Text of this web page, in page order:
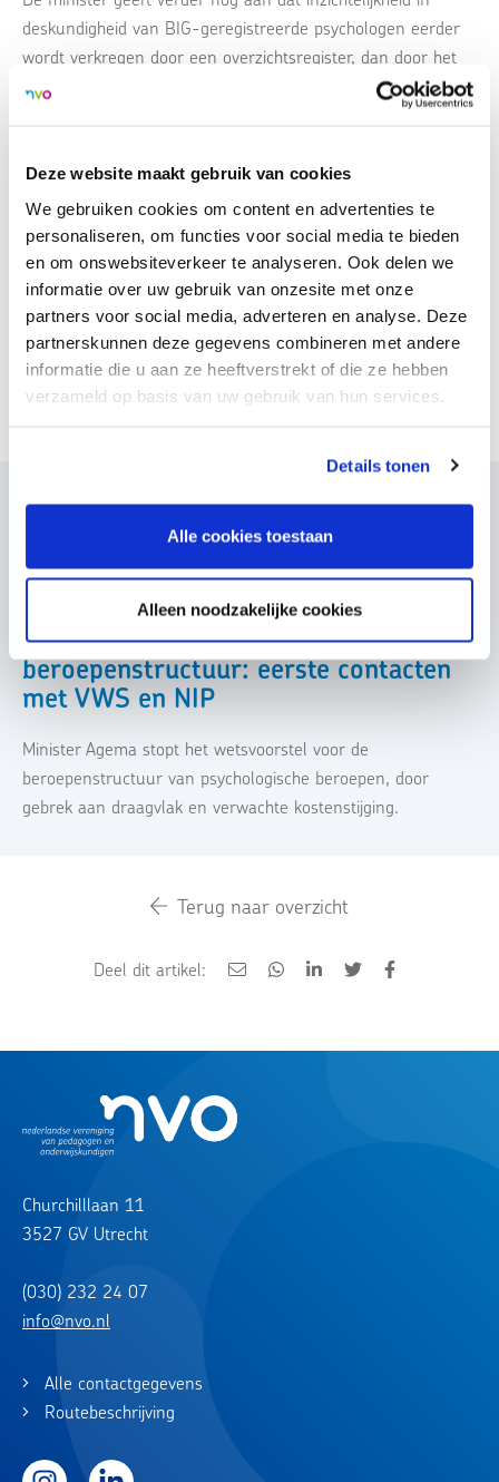
Deze website maakt gebruik van cookies
We gebruiken cookies om content en advertenties te
personaliseren, om functies voor social media te bieden
en om onswebsiteverkeer te analyseren. Ook delen we
informatie over uw gebruik van onzesite met onze
partners voor social media, adverteren en analyse. Deze
partnerskunnen deze gegevens combineren met andere
informatie die u aan ze heeftverstrekt of die ze hebben
verzameld op basis van uw gebruik van hun services.
Details tonen
Alle cookies toestaan
Alleen noodzakelijke cookies
deskundigheid van BIG-geregistreerde psychologen eerder
wordt verkregen door een overzichtsregister, dan door het
verminderen van beroepstitels.
betekent voor de vraag of de opleiding tot gz-psycholoog
openblijft voor orthopedagogen, zoals nu nog wel steeds het
geval is. Wij zullen ons daar uiteraard voor in blijven zetten
en met de betrokken partijen over in gesprek blijven.
We houden verdere ontwikkelingen in de gaten en houden
jullie op de hoogte. Op de pagina Beroepenstructuur
psychologische zorg (achter de inlog) lees je terug welke
acties de NVO eerder deed binnen dit dossier.
Gerelateerde berichten
21-11-2024
Wetsvoorstel psychologische
beroepenstructuur: eerste contacten
met VWS en NIP
Minister Agema stopt het wetsvoorstel voor de
beroepenstructuur van psychologische beroepen, door
gebrek aan draagvlak en verwachte kostenstijging.
Terug naar overzicht
Deel dit artikel:
Churchilllaan 11
3527 GV Utrecht
(030) 232 24 07
info@nvo.nl
Alle contactgegevens
Routebeschrijving